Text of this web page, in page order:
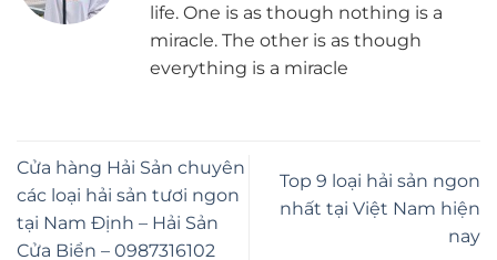
life. One is as though nothing is a
miracle. The other is as though
everything is a miracle
Cửa hàng Hải Sản chuyên
các loại hải sản tươi ngon
tại Nam Định – Hải Sản
Cửa Biển – 0987316102
Top 9 loại hải sản ngon
nhất tại Việt Nam hiện
nay